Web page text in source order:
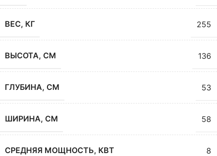
ВЕС, КГ 255
ВЫСОТА, СМ 136
ГЛУБИНА, СМ 53
ШИРИНА, СМ 58
СРЕДНЯЯ МОЩНОСТЬ, КВТ 8